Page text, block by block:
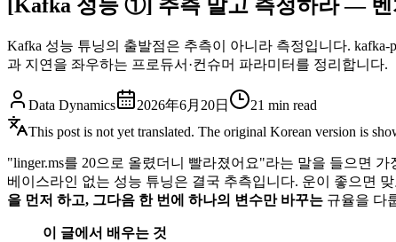
[Kafka 성능 ①] 추측 말고 측정하라 — 벤
Kafka 성능 튜닝의 출발점은 추측이 아니라 측정입니다. kafka-
과 지연을 좌우하는 프로듀서·컨슈머 파라미터를 정리합니다.
Data Dynamics 2026年6月20日 21 min read
This post is not yet translated. The original Korean version is
"linger.ms를 20으로 올렸더니 빨라졌어요"라는 말을 들으면
베이스라인 없는 성능 튜닝은 결국 추측입니다. 운이 좋으면
을 먼저 하고, 그다음 한 번에 하나의 변수만 바꾸는 규율을 다
이 글에서 배우는 것